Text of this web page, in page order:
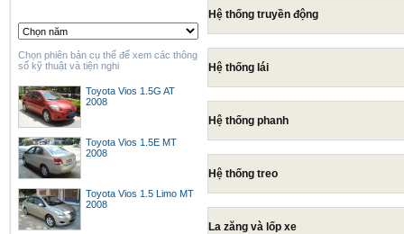
Chọn phiên bản cụ thể để xem các thông
số kỹ thuật và tiện nghi
Toyota Vios 1.5G AT
2008
Toyota Vios 1.5E MT
2008
Toyota Vios 1.5 Limo MT
2008
Hệ thống truyền động
Hệ thống lái
Hệ thống phanh
Hệ thống treo
La zăng và lốp xe